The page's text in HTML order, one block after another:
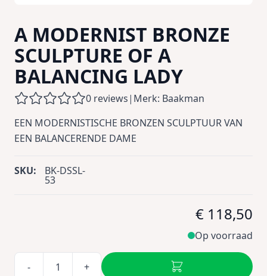
A MODERNIST BRONZE
SCULPTURE OF A
BALANCING LADY
0 reviews| Merk: Baakman
EEN MODERNISTISCHE BRONZEN SCULPTUUR VAN
EEN BALANCERENDE DAME
SKU: BK-DSSL-
53
€ 118,50
Op voorraad
- +